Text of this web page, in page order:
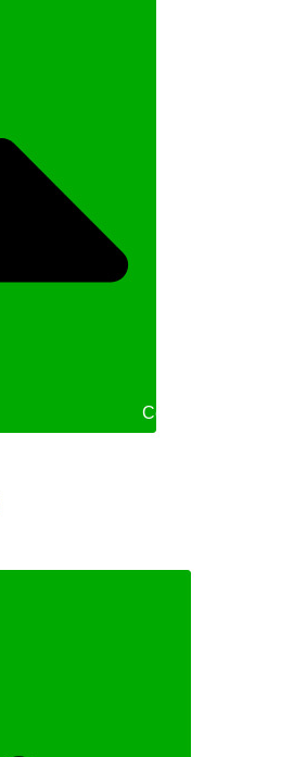
Cerrar NOTICIAS